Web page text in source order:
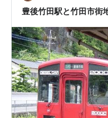
豊後竹田駅と竹田市街